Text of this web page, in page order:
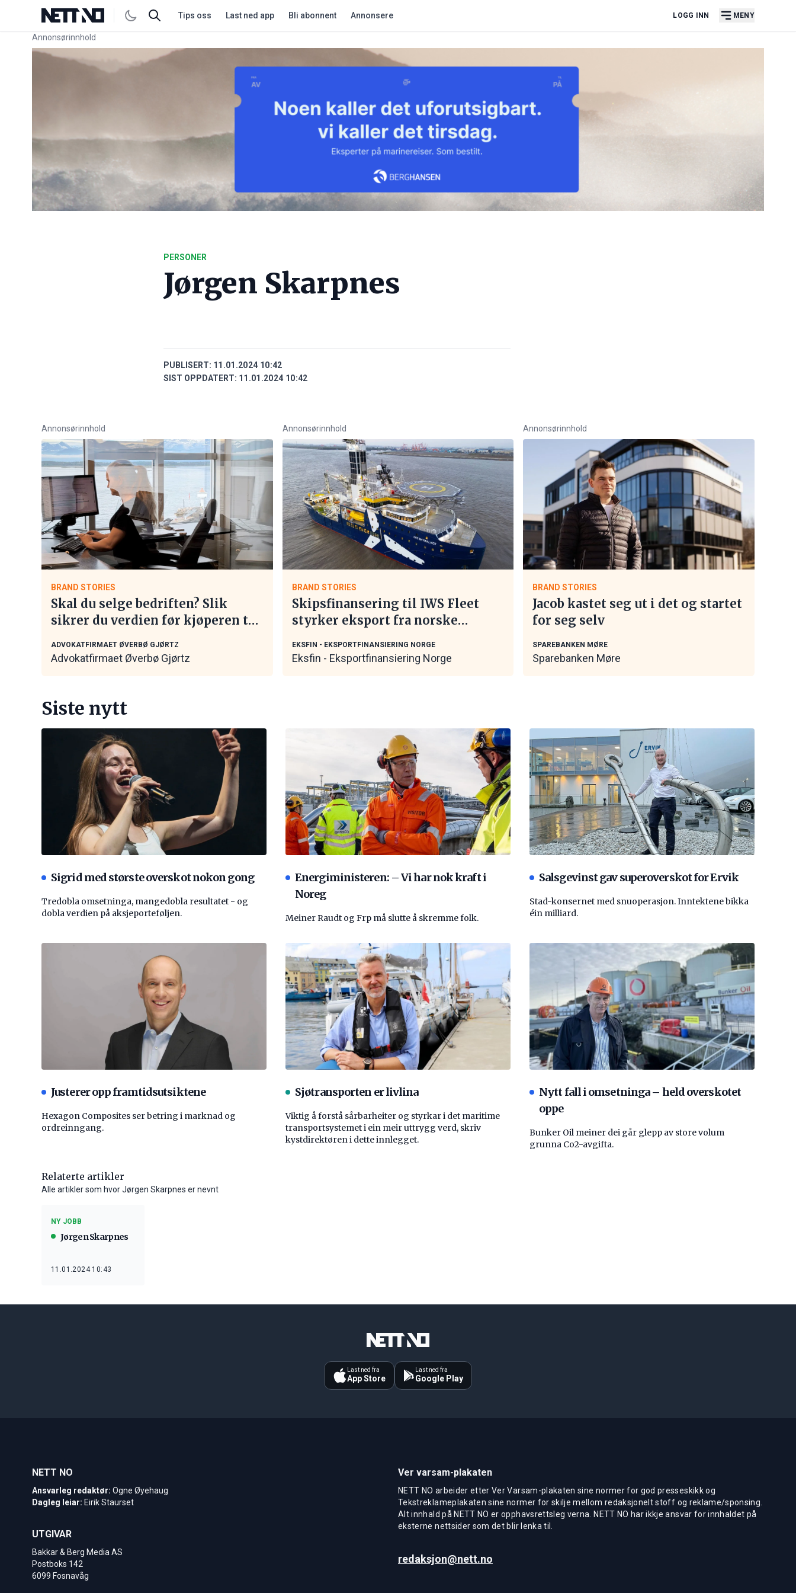
Tips oss Last ned app Bli abonnent Annonsere LOGG INN MENY
Annonsørinnhold
Link for annonse
PERSONER
Jørgen Skarpnes
PUBLISERT: 11.01.2024 10:42
SIST OPPDATERT: 11.01.2024 10:42
Annonsørinnhold
BRAND STORIES
Skal du selge bedriften? Slik
sikrer du verdien før kjøperen tar
ADVOKATFIRMAET ØVERBØ GJØRTZ
Advokatfirmaet Øverbø Gjørtz
Annonsørinnhold
BRAND STORIES
Skipsfinansering til IWS Fleet
styrker eksport fra norske
EKSFIN - EKSPORTFINANSIERING NORGE
Eksfin - Eksportfinansiering Norge
Annonsørinnhold
BRAND STORIES
Jacob kastet seg ut i det og startet
for seg selv
SPAREBANKEN MØRE
Sparebanken Møre
Siste nytt
Sigrid med største overskot nokon gong
Tredobla omsetninga, mangedobla resultatet - og
dobla verdien på aksjeporteføljen.
Energiministeren: – Vi har nok kraft i
Noreg
Meiner Raudt og Frp må slutte å skremme folk.
Salsgevinst gav superoverskot for Ervik
Stad-konsernet med snuoperasjon. Inntektene bikka
éin milliard.
Justerer opp framtidsutsiktene
Hexagon Composites ser betring i marknad og
ordreinngang.
Sjøtransporten er livlina
Viktig å forstå ­sårbarheiter og styrkar i det maritime
transport­systemet i ein meir uttrygg verd, skriv
kystdirektøren i dette innlegget.
Nytt fall i omsetninga – held overskotet
oppe
Bunker Oil meiner dei går glepp av store volum
grunna Co2-avgifta.
Relaterte artikler
Alle artikler som hvor Jørgen Skarpnes er nevnt
NY JOBB
Jørgen Skarpnes
11.01.2024 10:43
Last ned fra
App Store
Last ned fra
Google Play
NETT NO
Ansvarleg redaktør: Ogne Øyehaug
Dagleg leiar: Eirik Staurset
UTGIVAR
Bakkar & Berg Media AS
Postboks 142
6099 Fosnavåg
Ver varsam-plakaten
NETT NO arbeider etter Ver Varsam-plakaten sine normer for god presseskikk og
Tekstreklameplakaten sine normer for skilje mellom redaksjonelt stoff og reklame/sponsing.
Alt innhald på NETT NO er opphavsrettsleg verna. NETT NO har ikkje ansvar for innhaldet på
eksterne nettsider som det blir lenka til.
redaksjon@nett.no